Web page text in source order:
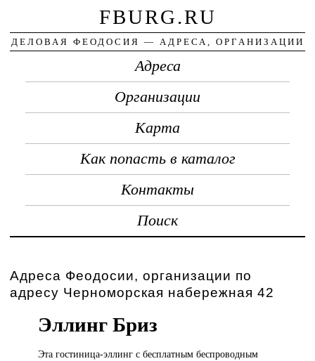
FBURG.RU
ДЕЛОВАЯ ФЕОДОСИЯ — АДРЕСА, ОРГАНИЗАЦИИ
Адреса
Организации
Карта
Как попасть в каталог
Контакты
Поиск
Адреса Феодосии, организации по
адресу Черноморская набережная 42
Эллинг Бриз
Эта гостиница-эллингс бесплатным беспроводным